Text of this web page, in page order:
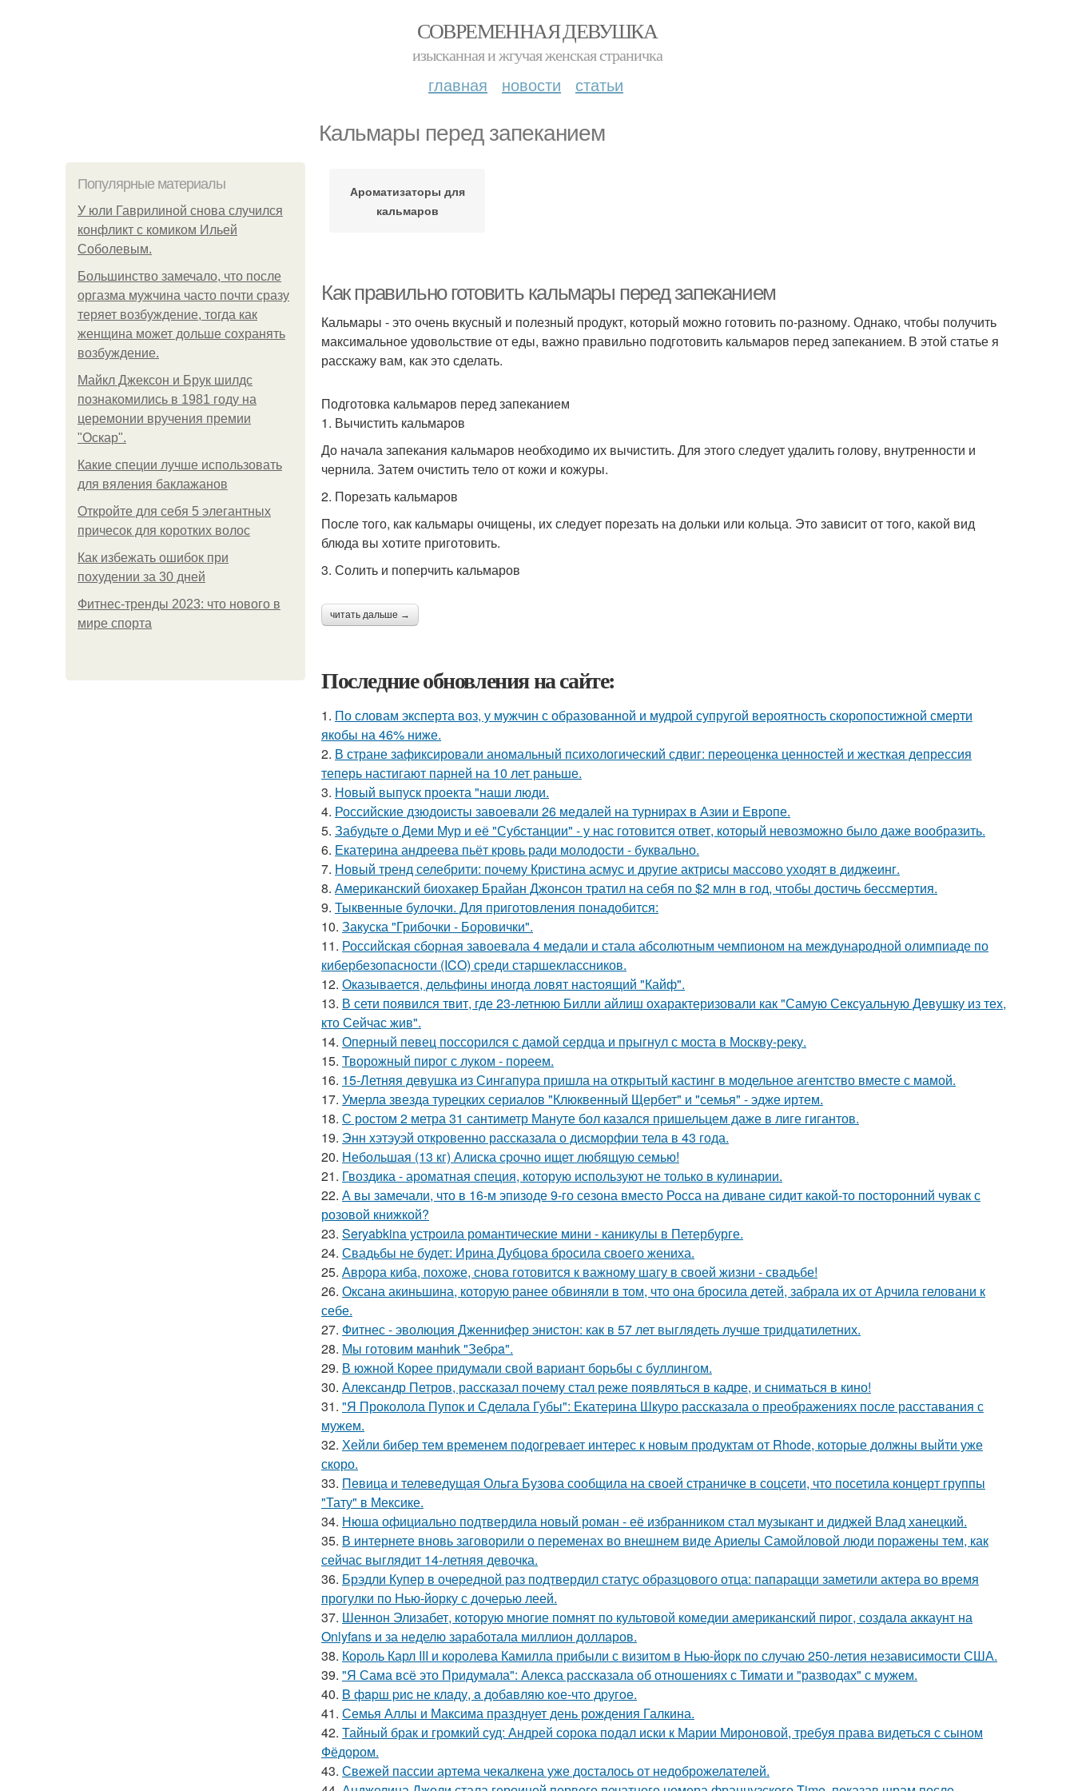
СОВРЕМЕННАЯ ДЕВУШКА
изысканная и жгучая женская страничка
главная новости статьи
Кальмары перед запеканием
Популярные материалы
У юли Гаврилиной снова случился
конфликт с комиком Ильей
Соболевым.
Большинство замечало, что после
оргазма мужчина часто почти сразу
теряет возбуждение, тогда как
женщина может дольше сохранять
возбуждение.
Майкл Джексон и Брук шилдс
познакомились в 1981 году на
церемонии вручения премии
"Оскар".
Какие специи лучше использовать
для вяления баклажанов
Откройте для себя 5 элегантных
причесок для коротких волос
Как избежать ошибок при
похудении за 30 дней
Фитнес-тренды 2023: что нового в
мире спорта
Ароматизаторы для
кальмаров
Как правильно готовить кальмары перед запеканием
Кальмары - это очень вкусный и полезный продукт, который можно готовить по-разному. Однако, чтобы получить
максимальное удовольствие от еды, важно правильно подготовить кальмаров перед запеканием. В этой статье я
расскажу вам, как это сделать.
Подготовка кальмаров перед запеканием
1. Вычистить кальмаров
До начала запекания кальмаров необходимо их вычистить. Для этого следует удалить голову, внутренности и
чернила. Затем очистить тело от кожи и кожуры.
2. Порезать кальмаров
После того, как кальмары очищены, их следует порезать на дольки или кольца. Это зависит от того, какой вид
блюда вы хотите приготовить.
3. Солить и поперчить кальмаров
читать дальше →
Последние обновления на сайте:
1. По словам эксперта воз, у мужчин с образованной и мудрой супругой вероятность скоропостижной смерти
якобы на 46% ниже.
2. В стране зафиксировали аномальный психологический сдвиг: переоценка ценностей и жесткая депрессия
теперь настигают парней на 10 лет раньше.
3. Новый выпуск проекта "наши люди.
4. Российские дзюдоисты завоевали 26 медалей на турнирах в Азии и Европе.
5. Забудьте о Деми Мур и её "Субстанции" - у нас готовится ответ, который невозможно было даже вообразить.
6. Екатерина андреева пьёт кровь ради молодости - буквально.
7. Новый тренд селебрити: почему Кристина асмус и другие актрисы массово уходят в диджеинг.
8. Американский биохакер Брайан Джонсон тратил на себя по $2 млн в год, чтобы достичь бессмертия.
9. Тыквенные булочки. Для приготовления понадобится:
10. Закуска "Грибочки - Боровички".
11. Российская сборная завоевала 4 медали и стала абсолютным чемпионом на международной олимпиаде по
кибербезопасности (ICO) среди старшеклассников.
12. Оказывается, дельфины иногда ловят настоящий "Кайф".
13. В сети появился твит, где 23-летнюю Билли айлиш охарактеризовали как "Самую Сексуальную Девушку из тех,
кто Сейчас жив".
14. Оперный певец поссорился с дамой сердца и прыгнул с моста в Москву-реку.
15. Творожный пирог с луком - пореем.
16. 15-Летняя девушка из Сингапура пришла на открытый кастинг в модельное агентство вместе с мамой.
17. Умерла звезда турецких сериалов "Клюквенный Щербет" и "семья" - эдже иртем.
18. С ростом 2 метра 31 сантиметр Мануте бол казался пришельцем даже в лиге гигантов.
19. Энн хэтэуэй откровенно рассказала о дисморфии тела в 43 года.
20. Небольшая (13 кг) Алиска срочно ищет любящую семью!
21. Гвоздика - ароматная специя, которую используют не только в кулинарии.
22. А вы замечали, что в 16-м эпизоде 9-го сезона вместо Росса на диване сидит какой-то посторонний чувак с
розовой книжкой?
23. Seryabkina устроила романтические мини - каникулы в Петербурге.
24. Свадьбы не будет: Ирина Дубцова бросила своего жениха.
25. Аврора киба, похоже, снова готовится к важному шагу в своей жизни - свадьбе!
26. Оксана акиньшина, которую ранее обвиняли в том, что она бросила детей, забрала их от Арчила геловани к
себе.
27. Фитнес - эволюция Дженнифер энистон: как в 57 лет выглядеть лучше тридцатилетних.
28. Мы готовим мaнhиk "Зeбpa".
29. В южной Корее придумали свой вариант борьбы с буллингом.
30. Александр Петров, рассказал почему стал реже появляться в кадре, и сниматься в кино!
31. "Я Проколола Пупок и Сделала Губы": Екатерина Шкуро рассказала о преображениях после расставания с
мужем.
32. Хейли бибер тем временем подогревает интерес к новым продуктам от Rhode, которые должны выйти уже
скоро.
33. Певица и телеведущая Ольга Бузова сообщила на своей страничке в соцсети, что посетила концерт группы
"Тату" в Мексике.
34. Нюша официально подтвердила новый роман - её избранником стал музыкант и диджей Влад ханецкий.
35. В интернете вновь заговорили о переменах во внешнем виде Ариелы Самойловой люди поражены тем, как
сейчас выглядит 14-летняя девочка.
36. Брэдли Купер в очередной раз подтвердил статус образцового отца: папарацци заметили актера во время
прогулки по Нью-йорку с дочерью леей.
37. Шеннон Элизабет, которую многие помнят по культовой комедии американский пирог, создала аккаунт на
Onlyfans и за неделю заработала миллион долларов.
38. Король Карл III и королева Камилла прибыли с визитом в Нью-йорк по случаю 250-летия независимости США.
39. "Я Сама всё это Придумала": Алекса рассказала об отношениях с Тимати и "разводах" с мужем.
40. B фapш pиc не клaду, a дoбaвляю кoе-чтo дpугoe.
41. Семья Аллы и Максима празднует день рождения Галкина.
42. Тайный брак и громкий суд: Андрей сорока подал иски к Марии Мироновой, требуя права видеться с сыном
Фёдором.
43. Свежей пассии артема чекалкена уже досталось от недоброжелателей.